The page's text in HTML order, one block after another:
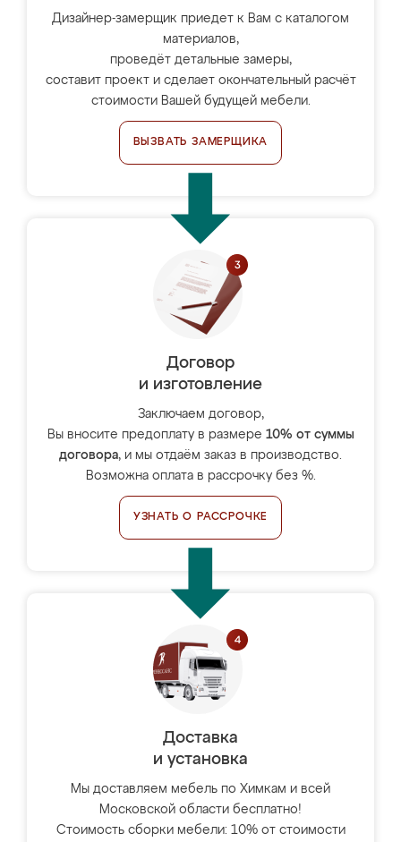
Дизайнер-замерщик приедет к Вам с каталогом
материалов,
проведёт детальные замеры,
составит проект и сделает окончательный расчёт
стоимости Вашей будущей мебели.
ВЫЗВАТЬ ЗАМЕРЩИКА
Договор
и изготовление
Заключаем договор,
Вы вносите предоплату в размере 10% от суммы
договора, и мы отдаём заказ в производство.
Возможна оплата в рассрочку без %.
УЗНАТЬ О РАССРОЧКЕ
Доставка
и установка
Мы доставляем мебель по Химкам и всей
Московской области бесплатно!
Стоимость сборки мебели: 10% от стоимости